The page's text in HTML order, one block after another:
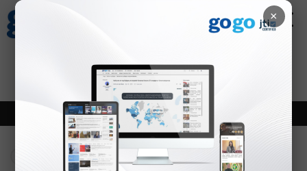
×
Зурхай
8.07
Онцлох Шинэ